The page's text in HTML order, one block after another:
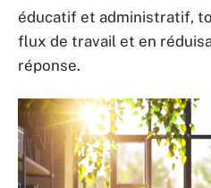
éducatif et administratif,
flux de travail et en
réponse.